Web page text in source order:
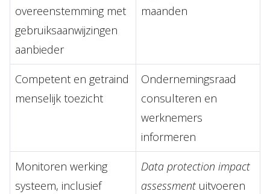
overeenstemming met
gebruiksaanwijzingen
aanbieder
maanden
Competent en getraind
menselijk toezicht
Ondernemingsraad
consulteren en
werknemers
informeren
Monitoren werking
systeem, inclusief
Data protection impact
assessment uitvoeren